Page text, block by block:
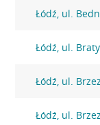
Łódź, ul.
Łódź, ul.
Łódź, ul.
Łódź, ul.